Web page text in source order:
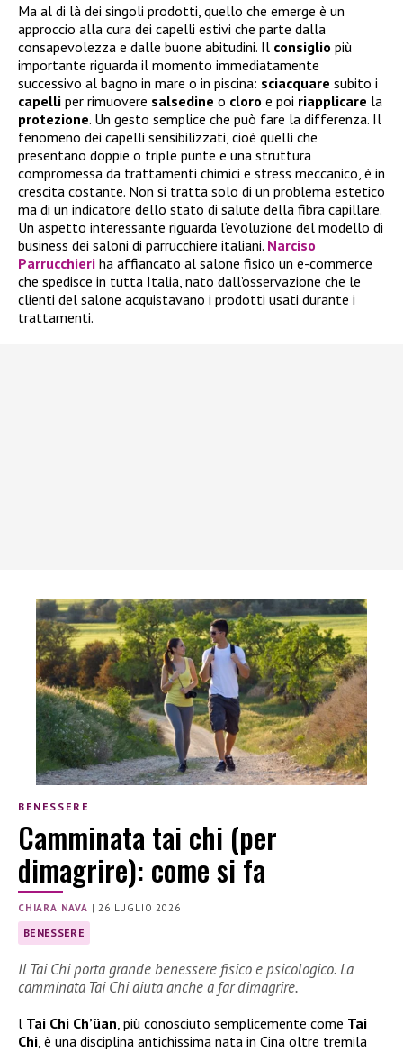
Ma al di là dei singoli prodotti, quello che emerge è un
approccio alla cura dei capelli estivi che parte dalla
consapevolezza e dalle buone abitudini. Il consiglio più
importante riguarda il momento immediatamente
successivo al bagno in mare o in piscina: sciacquare subito i
capelli per rimuovere salsedine o cloro e poi riapplicare la
protezione. Un gesto semplice che può fare la differenza. Il
fenomeno dei capelli sensibilizzati, cioè quelli che
presentano doppie o triple punte e una struttura
compromessa da trattamenti chimici e stress meccanico, è in
crescita costante. Non si tratta solo di un problema estetico
ma di un indicatore dello stato di salute della fibra capillare.
Un aspetto interessante riguarda l’evoluzione del modello di
business dei saloni di parrucchiere italiani. Narciso
Parrucchieri ha affiancato al salone fisico un e-commerce
che spedisce in tutta Italia, nato dall’osservazione che le
clienti del salone acquistavano i prodotti usati durante i
trattamenti.
BENESSERE
Camminata tai chi (per
dimagrire): come si fa
CHIARA NAVA |26 LUGLIO 2026
BENESSERE
Il Tai Chi porta grande benessere fisico e psicologico. La
camminata Tai Chi aiuta anche a far dimagrire.
l Tai Chi Ch’üan , più conosciuto semplicemente come Tai
Chi , è una disciplina antichissima nata in Cina oltre tremila